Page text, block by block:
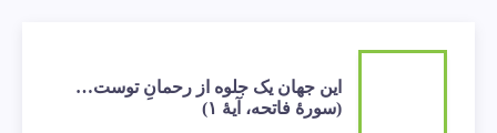
این
این جهان یک جلوه از رحمانِ توست…
(سورهٔ فاتحه، آیهٔ ۱)